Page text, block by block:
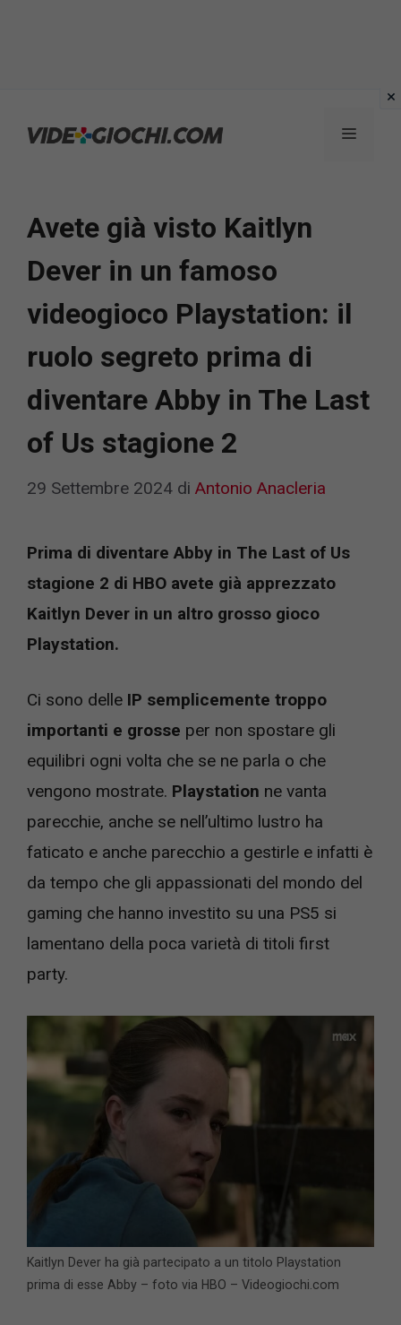
Menu
Avete già visto Kaitlyn
Dever in un famoso
videogioco Playstation: il
ruolo segreto prima di
diventare Abby in The Last
of Us stagione 2
29 Settembre 2024 di Antonio Anacleria
Prima di diventare Abby in The Last of Us
stagione 2 di HBO avete già apprezzato
Kaitlyn Dever in un altro grosso gioco
Playstation.
Ci sono delle IP semplicemente troppo
importanti e grosse per non spostare gli
equilibri ogni volta che se ne parla o che
vengono mostrate. Playstation ne vanta
parecchie, anche se nell’ultimo lustro ha
faticato e anche parecchio a gestirle e infatti è
da tempo che gli appassionati del mondo del
gaming che hanno investito su una PS5 si
lamentano della poca varietà di titoli first
party.
Kaitlyn Dever ha già partecipato a un titolo Playstation
prima di esse Abby – foto via HBO – Videogiochi.com